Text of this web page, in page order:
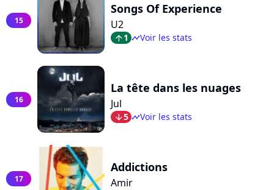
15
Songs Of Experience
U2
arrow_top1 timelineVoir les stats
16
La tête dans les nuages
Jul
arrow_bot5 timelineVoir les stats
17
Addictions
Amir